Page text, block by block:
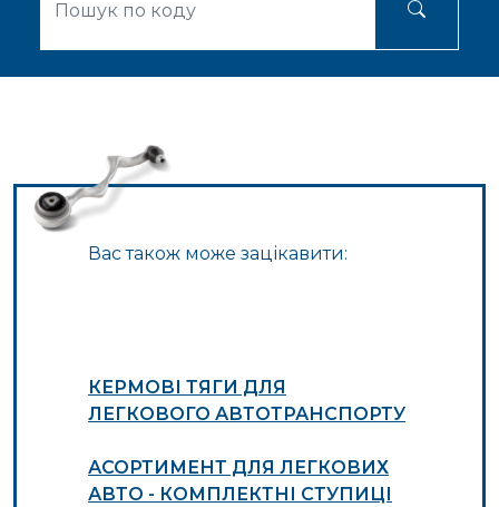
Вас також може зацікавити:
КЕРМОВІ ТЯГИ ДЛЯ
ЛЕГКОВОГО АВТОТРАНСПОРТУ
АСОРТИМЕНТ ДЛЯ ЛЕГКОВИХ
АВТО - КОМПЛЕКТНІ СТУПИЦІ